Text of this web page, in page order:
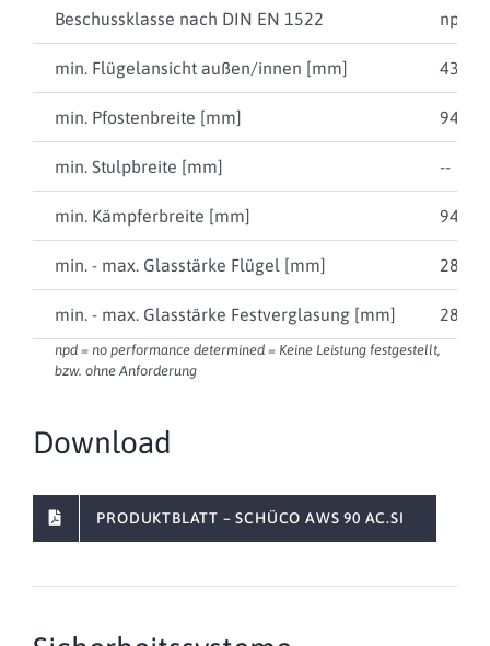
Beschussklasse nach DIN EN 1522 npd
min. Flügelansicht außen/innen [mm] 43 /
min. Pfostenbreite [mm] 94
min. Stulpbreite [mm] --
min. Kämpferbreite [mm] 94
min. - max. Glasstärke Flügel [mm] 28 …
min. - max. Glasstärke Festverglasung [mm] 28 …
npd = no performance determined = Keine Leistung festgestellt,
bzw. ohne Anforderung
Download
PRODUKTBLATT – SCHÜCO AWS 90 AC.SI